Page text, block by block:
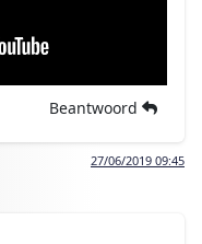
Beantwoord
27/06/2019 09:45